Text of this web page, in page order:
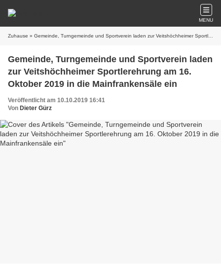
MENU
Zuhause » Gemeinde, Turngemeinde und Sportverein laden zur Veitshöchheimer Sportlerehrung am 16. Oktober 2019 in die Mainfrankensäle ein
Gemeinde, Turngemeinde und Sportverein laden
zur Veitshöchheimer Sportlerehrung am 16.
Oktober 2019 in die Mainfrankensäle ein
Veröffentlicht am 10.10.2019 16:41
Von Dieter Gürz